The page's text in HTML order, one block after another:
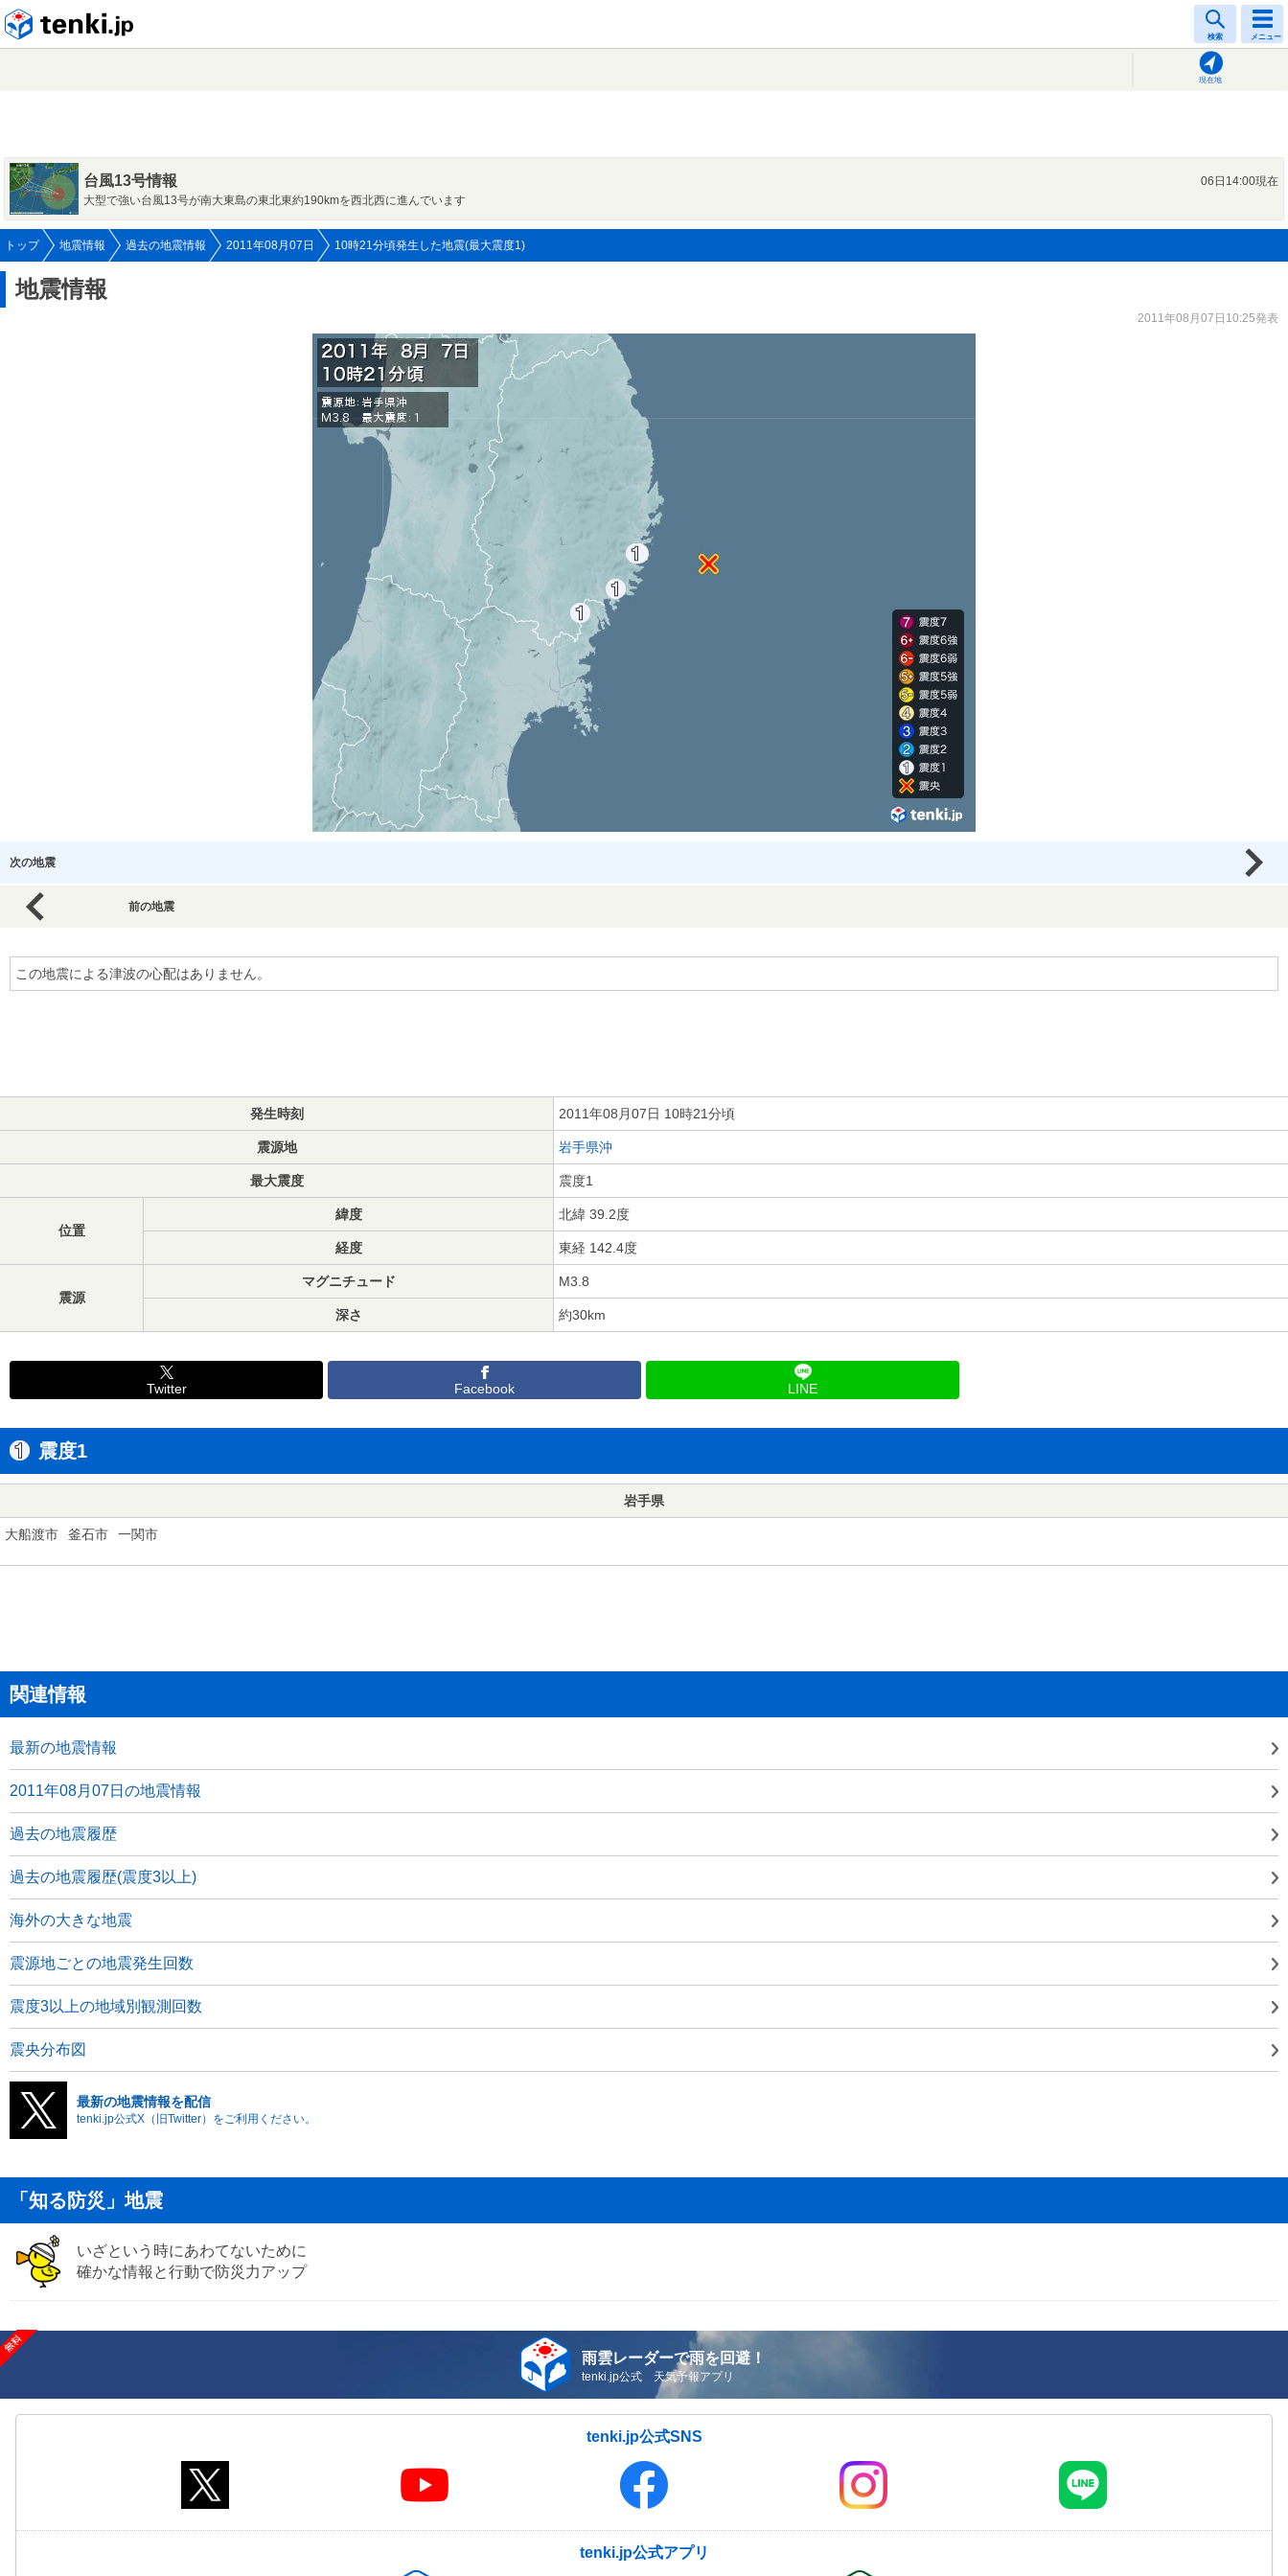
検索 メニュー
現在地
台風13号情報
06日14:00現在
大型で強い台風13号が南大東島の東北東約190kmを西北西に進んでいます
トップ 地震情報 過去の地震情報 2011年08月07日 10時21分頃発生した地震(最大震度1)
地震情報
2011年08月07日10:25発表
次の地震
前の地震
この地震による津波の心配はありません。
発生時刻 2011年08月07日 10時21分頃
震源地 岩手県沖
最大震度 震度1
位置
緯度 北緯 39.2度
経度 東経 142.4度
震源
マグニチュード M3.8
深さ 約30km
Twitter Facebook LINE
震度1
岩手県
大船渡市 釜石市 一関市
関連情報
最新の地震情報
2011年08月07日の地震情報
過去の地震履歴
過去の地震履歴(震度3以上)
海外の大きな地震
震源地ごとの地震発生回数
震度3以上の地域別観測回数
震央分布図
最新の地震情報を配信
tenki.jp公式X（旧Twitter）をご利用ください。
「知る防災」地震
いざという時にあわてないために
確かな情報と行動で防災力アップ
雨雲レーダーで雨を回避！
tenki.jp公式 天気予報アプリ
tenki.jp公式SNS
tenki.jp公式アプリ